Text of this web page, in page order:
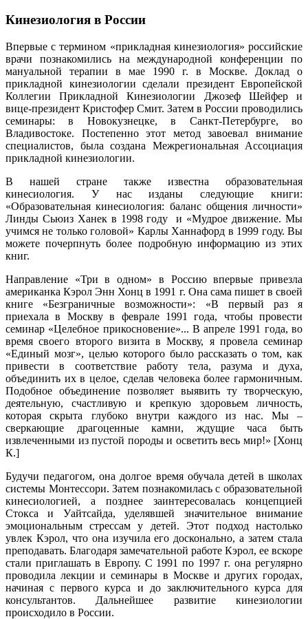
Кинезиология в России
Впервые с термином «прикладная кинезиология» российские
врачи познакомились на международной конференции по
мануальной терапии в мае 1990 г. в Москве. Доклад о
прикладной кинезиологии сделали президент Европейской
Коллегии Прикладной Кинезиологии Джозеф Шейфер и
вице-президент Кристофер Смит. Затем в России проводились
семинары: в Новокузнецке, в Санкт-Петербурге, во
Владивостоке. Постепенно этот метод завоевал внимание
специалистов, была создана Межрегиональная Ассоциация
прикладной кинезиологии.
В нашей стране также известна образовательная
кинесиология. У нас изданы следующие книги:
«Образовательная кинесиология: баланс общения личности»
Линды Сьюиз Ханек в 1998 году и «Мудрое движение. Мы
учимся не только головой» Карлы Ханнафорд в 1999 году. Вы
можете почерпнуть более подробную информацию из этих
книг.
Направление «Три в одном» в Россию впервые привезла
американка Кэрол Энн Хонц в 1991 г. Она сама пишет в своей
книге «Безграничные возможности»: «В первый раз я
приехала в Москву в феврале 1991 года, чтобы провести
семинар «Целебное прикосновение»... В апреле 1991 года, во
время своего второго визита в Москву, я провела семинар
«Единый мозг», целью которого было рассказать о том, как
привести в соответствие работу тела, разума и духа,
объединить их в целое, сделав человека более гармоничным.
Подобное объединение позволяет выявить ту творческую,
деятельную, счастливую и крепкую здоровьем личность,
которая скрыта глубоко внутри каждого из нас. Мы –
сверкающие драгоценные камни, ждущие часа быть
извлеченными из пустой породы и осветить весь мир!» [Хонц
К.]
Будучи педагогом, она долгое время обучала детей в школах
системы Монтессори. Затем познакомилась с образовательной
кинесиологией, а позднее заинтересовалась концепцией
Стокса и Уайтсайда, уделявшей значительное внимание
эмоциональным стрессам у детей. Этот подход настолько
увлек Кэрол, что она изучила его досконально, а затем стала
преподавать. Благодаря замечательной работе Кэрол, ее вскоре
стали приглашать в Европу. С 1991 по 1997 г. она регулярно
проводила лекции и семинары в Москве и других городах,
начиная с первого курса и до заключительного курса для
консультантов. Дальнейшее развитие кинезиологии
происходило в России.